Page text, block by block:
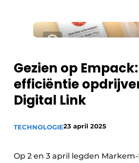
Home
Nieuwsbrief
Podcasts
Privacy / Cookie statement
Vacatures
Gezien op
efficiëntie
Digital Link
TECHNOLOGIE23 april 2025
Op 2 en 3 april legden